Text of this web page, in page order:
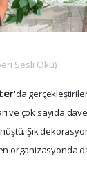
Sesli Oku)
'da
ve çok sayıda
Şık
organizasyonda